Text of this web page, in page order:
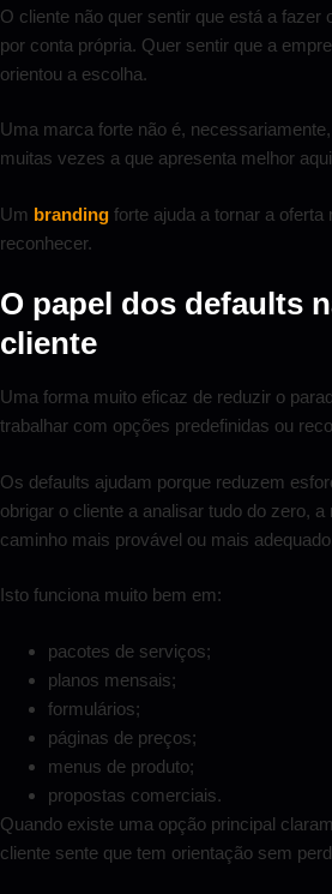
O cliente não quer sentir que está a fazer
por conta própria. Quer sentir que a
orientou a escolha.
Uma marca forte não é,
muitas vezes a que apresenta melhor
Um branding forte ajuda a tornar a
reconhecer.
O papel dos defaults
cliente
Uma forma muito eficaz de reduzir o
trabalhar com opções predefinidas ou
Os defaults ajudam porque reduzem
obrigar o cliente a analisar tudo do zero,
caminho mais provável ou mais
Isto funciona muito bem em:
pacotes de serviços;
planos mensais;
formulários;
páginas de preços;
menus de produto;
propostas comerciais.
Quando existe uma opção principal
cliente sente que tem orientação sem